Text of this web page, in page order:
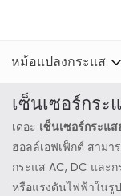
หม้อแปลงกระแส
เซ็นเซอร์กระ
เดอะ เซ็นเซอร์กระแ
ฮอลล์เอฟเฟ็กต์ สาม
กระแส AC, DC และ
หรือแรงดันไฟฟ้าในรู